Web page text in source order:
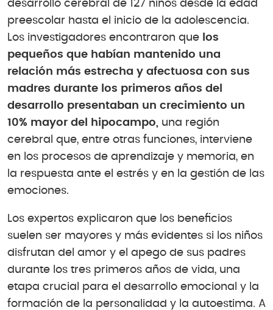
desarrollo cerebral de 127 niños desde la edad
preescolar hasta el inicio de la adolescencia.
Los investigadores encontraron que los
pequeños que habían mantenido una
relación más estrecha y afectuosa con sus
madres durante los primeros años del
desarrollo presentaban un crecimiento un
10% mayor del hipocampo, una región
cerebral que, entre otras funciones, interviene
en los procesos de aprendizaje y memoria, en
la respuesta ante el estrés y en la gestión de las
emociones.
Los expertos explicaron que los beneficios
suelen ser mayores y más evidentes si los niños
disfrutan del amor y el apego de sus padres
durante los tres primeros años de vida, una
etapa crucial para el desarrollo emocional y la
formación de la personalidad y la autoestima. A